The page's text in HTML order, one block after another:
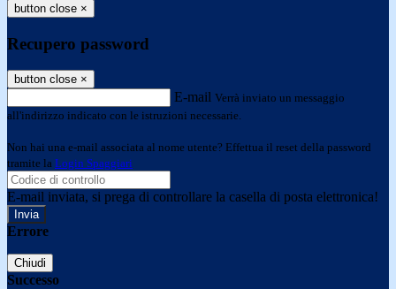
button close ×
Recupero password
button close ×
E-mail Verrà inviato un messaggio
all'indirizzo indicato con le istruzioni necessarie.
Non hai una e-mail associata al nome utente? Effettua il reset della password
tramite la Login Spaggiari
E-mail inviata, si prega di controllare la casella di posta elettronica!
Errore
Chiudi
Successo